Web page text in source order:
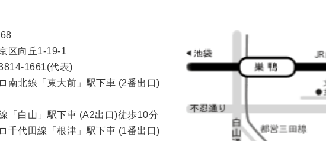
区向丘1-19-1
1661(代表)
南北線「東大前」駅下車 (2番出口)
「白山」駅下車 (A2出口)徒歩10分
千代田線「根津」駅下車 (1番出口)